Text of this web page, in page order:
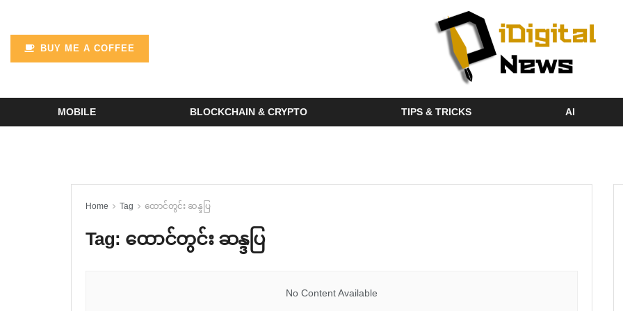
BUY ME A COFFEE
MOBILE BLOCKCHAIN & CRYPTO TIPS & TRICKS AI
Home Tag ထောင်တွင်း ဆန္ဒပြ
Tag: ထောင်တွင်း ဆန္ဒပြ
No Content Available